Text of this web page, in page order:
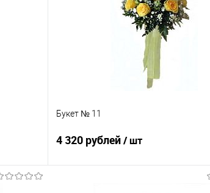
Букет № 11
4 320 рублей/ шт